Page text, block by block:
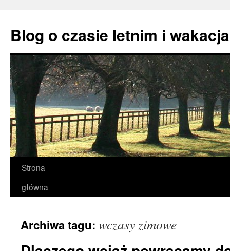
treści
Blog o czasie letnim i
Strona
główna
Archiwa tagu: wczasy zimowe